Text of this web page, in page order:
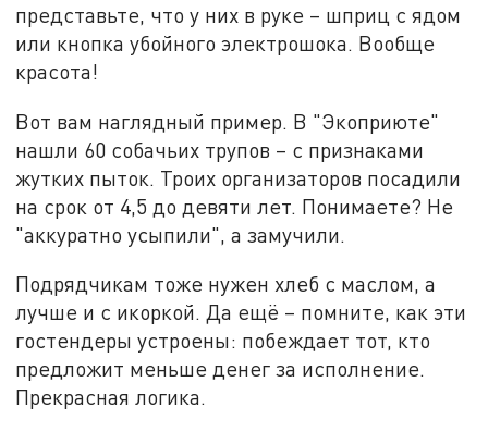
представьте, что у них в руке – шприц с ядом
или кнопка убойного электрошока. Вообще
красота!
Вот вам наглядный пример. В "Экоприюте"
нашли 60 собачьих трупов – с признаками
жутких пыток. Троих организаторов посадили
на срок от 4,5 до девяти лет. Понимаете? Не
"аккуратно усыпили", а замучили.
Подрядчикам тоже нужен хлеб с маслом, а
лучше и с икоркой. Да ещё – помните, как эти
гостендеры устроены: побеждает тот, кто
предложит меньше денег за исполнение.
Прекрасная логика.